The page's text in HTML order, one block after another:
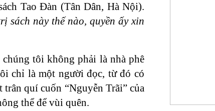
Tao Đàn (Tân Dân, Hà Nội).
sách này thế nào, quyền ấy xin
tôi không phải là nhà phê
chỉ là một người đọc, từ đó có
quí cuốn “Nguyễn Trãi” của
thể để vùi quên.